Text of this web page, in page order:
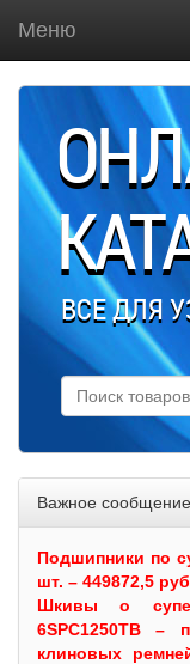
Меню
ВСЕ ДЛЯ
Важное сообщение
Подшипники по
шт. – 449872,5
Шкивыо
6SPC1250TB
клиновых